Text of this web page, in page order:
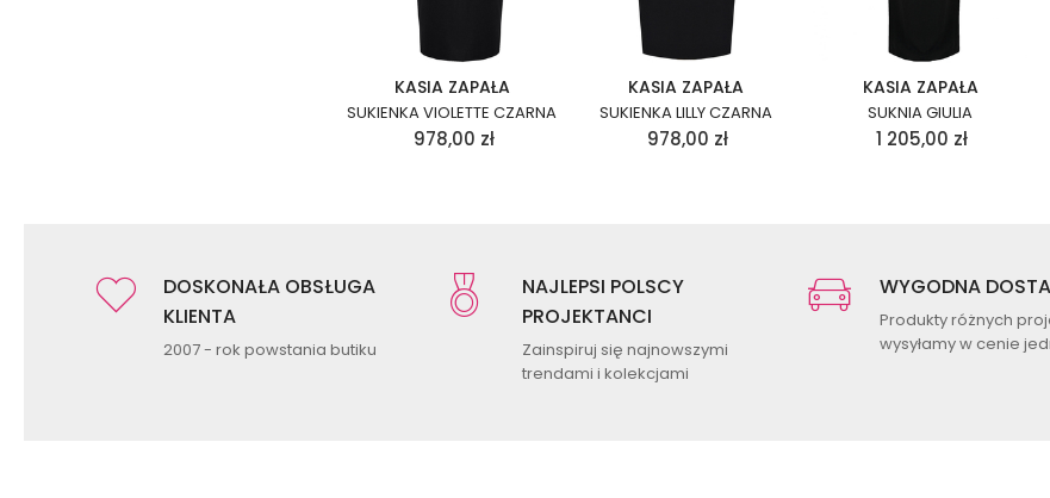
KASIA ZAPAŁA
SUKIENKA VIOLETTE CZARNA
978,00 zł
KASIA ZAPAŁA
SUKIENKA LILLY CZARNA
978,00 zł
KASIA ZAPAŁA
SUKNIA GIULIA
1 205,00 zł
DOSKONAŁA OBSŁUGA
KLIENTA
2007 - rok powstania butiku
NAJLEPSI POLSCY
PROJEKTANCI
Zainspiruj się najnowszymi
trendami i kolekcjami
WYGODNA
Produkty różnych
wysyłamy w cenie